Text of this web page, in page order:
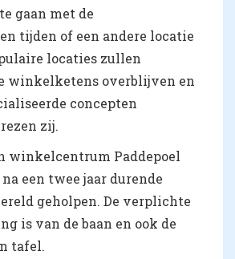
gaan met de
tijden of een andere locatie
locaties zullen
winkelketens overblijven en
concepten
zij.
winkelcentrum Paddepoel
een twee jaar durende
geholpen. De verplichte
is van de baan en ook de
tafel.